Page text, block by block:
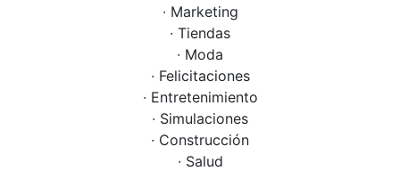
∙ Marketing
∙ Tiendas
∙ Moda
∙ Felicitaciones
∙ Entretenimiento
∙ Simulaciones
∙ Construcción
∙ Salud